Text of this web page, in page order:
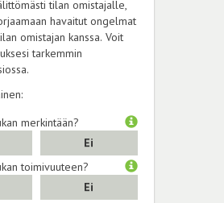
tilan omistajalle,
ongelmat
omistajan kanssa. Voit
tarkemmin
merkintään?
Ei
toimivuuteen?
Ei